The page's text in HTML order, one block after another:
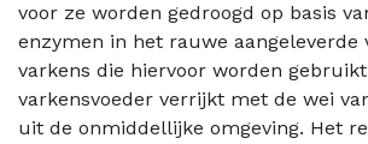
voor ze worden gedroogd op basis
enzymen in het rauwe aangeleverde
varkens die hiervoor worden
varkensvoeder verrijkt met de wei
uit de onmiddellijke omgeving. Het